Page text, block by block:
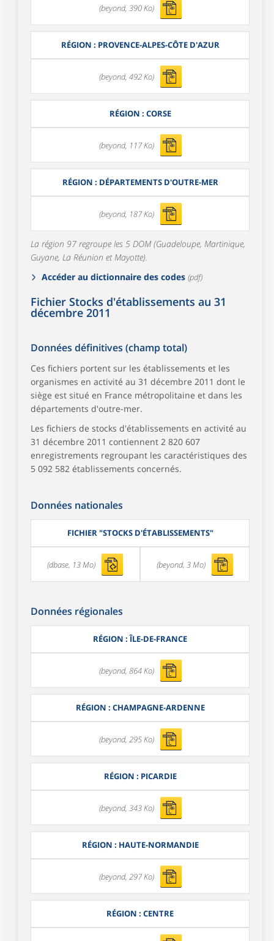
(beyond, 390 Ko)
RÉGION : PROVENCE-ALPES-CÔTE D'AZUR
(beyond, 492 Ko)
RÉGION : CORSE
(beyond, 117 Ko)
RÉGION : DÉPARTEMENTS D'OUTRE-MER
(beyond, 187 Ko)
La région 97 regroupe les 5 DOM (Guadeloupe, Martinique,
Guyane, La Réunion et Mayotte).
Accéder au dictionnaire des codes (pdf)
Fichier Stocks d'établissements au 31
décembre 2011
Données définitives (champ total)
Ces fichiers portent sur les établissements et les
organismes en activité au 31 décembre 2011 dont le
siège est situé en France métropolitaine et dans les
départements d'outre-mer.
Les fichiers de stocks d'établissements en activité au
31 décembre 2011 contiennent 2 820 607
enregistrements regroupant les caractéristiques des
5 092 582 établissements concernés.
Données nationales
FICHIER "STOCKS D'ÉTABLISSEMENTS"
(dbase, 13 Mo) (beyond, 3 Mo)
Données régionales
RÉGION : ÎLE-DE-FRANCE
(beyond, 864 Ko)
RÉGION : CHAMPAGNE-ARDENNE
(beyond, 295 Ko)
RÉGION : PICARDIE
(beyond, 343 Ko)
RÉGION : HAUTE-NORMANDIE
(beyond, 297 Ko)
RÉGION : CENTRE